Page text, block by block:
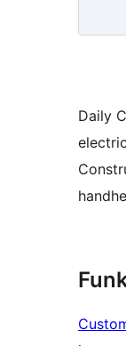
Daily